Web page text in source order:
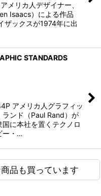
メリカ人デザイナー、
Isaacs）による作品
ザックスが1974年に出
STANDARDS
アメリカ人グラフィッ
ンド（Paul Rand）が
に本社を置くテクノロ
ー・…
品も買っています